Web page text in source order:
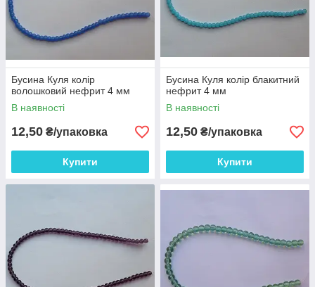
Бусина Куля колір
волошковий нефрит 4 мм
В наявності
12,50 ₴/упаковка
Купити
Бусина Куля колір блакитний
нефрит 4 мм
В наявності
12,50 ₴/упаковка
Купити